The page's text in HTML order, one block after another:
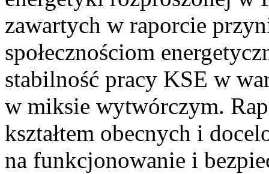
zawartych w raporcie
społecznościom
stabilność pracy KSE w
w miksie wytwórczym.
kształtem obecnych i
na funkcjonowanie i